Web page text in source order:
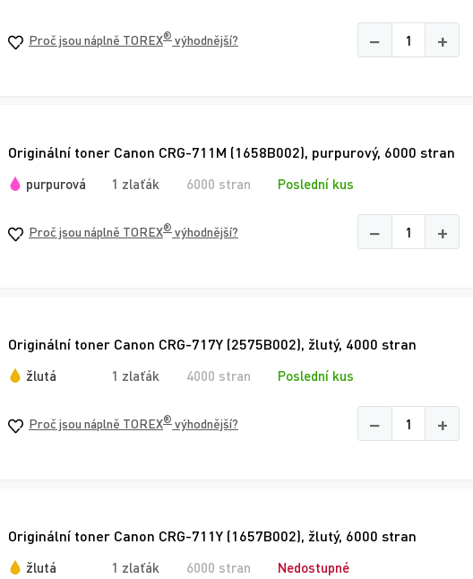
Proč jsou náplně TOREX® výhodnější? − +
Originální toner Canon CRG-711M (1658B002), purpurový, 6000 stran
purpurová 1 zlaťák 6000 stran Poslední kus
Proč jsou náplně TOREX® výhodnější? − +
Originální toner Canon CRG-717Y (2575B002), žlutý, 4000 stran
žlutá 1 zlaťák 4000 stran Poslední kus
Proč jsou náplně TOREX® výhodnější? − +
Originální toner Canon CRG-711Y (1657B002), žlutý, 6000 stran
žlutá 1 zlaťák 6000 stran Nedostupné